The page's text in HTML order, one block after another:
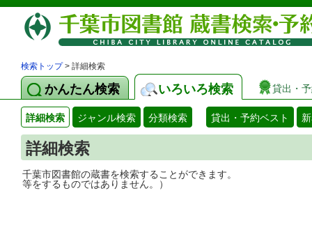
検索トップ> 詳細検索
かんたん検索 いろいろ検索 貸出・
詳細検索 ジャンル検索 分類検索 貸出・予約ベスト
詳細検索
千葉市図書館の蔵書を検索することがで
等をするものではありません。）